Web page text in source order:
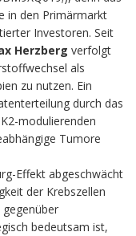
in den Primärmarkt
Investoren. Seit
Herzberg verfolgt
als
zu nutzen. Ein
durch das
modulierenden
Tumore
Effekt abgeschwächt
der Krebszellen
bedeutsam ist,